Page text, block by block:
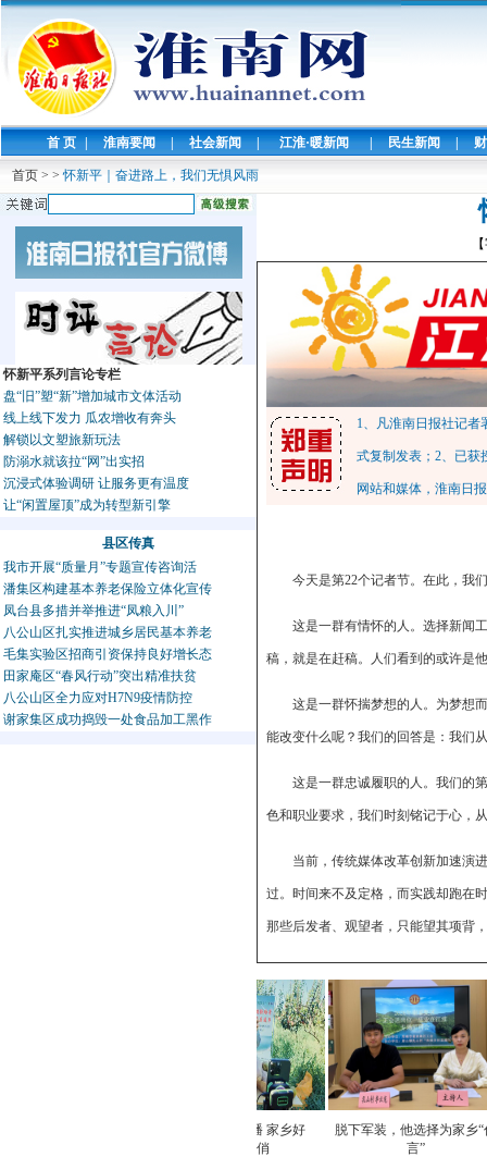
首 页 | 淮南要闻 | 社会新闻 | 江淮·暖新闻 | 民生新闻 |
首页 > > 怀新平｜奋进路上，我们无惧风雨
怀新平系列言论专栏
盘“旧”塑“新”增加城市文体活动
线上线下发力 瓜农增收有奔头
解锁以文塑旅新玩法
防溺水就该拉“网”出实招
沉浸式体验调研 让服务更有温度
让“闲置屋顶”成为转型新引擎
县区传真
我市开展“质量月”专题宣传咨询活
潘集区构建基本养老保险立体化宣传
凤台县多措并举推进“凤粮入川”
八公山区扎实推进城乡居民基本养老
毛集实验区招商引资保持良好增长态
田家庵区“春风行动”突出精准扶贫
八公山区全力应对H7N9疫情防控
谢家集区成功捣毁一处食品加工黑作
1、凡淮南日报社记
式复制发表；2、已获
网站和媒体，淮南日
今天是第22个记者节。在此，我
这是一群有情怀的人。选择新闻
稿，就是在赶稿。人们看到的或许是
这是一群怀揣梦想的人。为梦想
能改变什么呢？我们的回答是：我们
这是一群忠诚履职的人。我们的
色和职业要求，我们时刻铭记于心，
当前，传统媒体改革创新加速演
过。时间来不及定格，而实践却跑在
那些后发者、观望者，只能望其项背
轮全面改扩版，2022年实施第二轮全
存”向“奋发图强”迈进的新的竞跑点
变革创新、举力奋起，得益于市委正
取暖、不懈苦干。
淮报融媒的奋进历程，或许就
劳模下田开直播 家乡好
物“云”上俏
脱下军装，他选择为家乡“代
言”